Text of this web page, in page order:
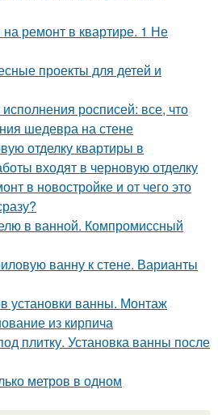
на ремонт в квартире. 1 Не
проекты для детей и
росписей: все, что
шедевра на стене
отделку квартиры в
входят в черновую отделку
в новостройке и от чего это
в ванной. Компромиссный
ванну к стене. Варианты
установки ванны. Монтаж
из кирпича
плитку. Установка ванны после
метров в одном